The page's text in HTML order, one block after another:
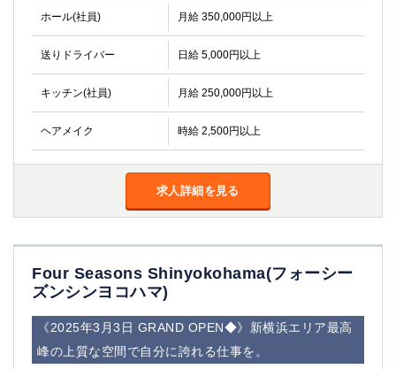
ホール(社員) 月給 350,000円以上
送りドライバー 日給 5,000円以上
キッチン(社員) 月給 250,000円以上
ヘアメイク 時給 2,500円以上
求人詳細を見る
Four Seasons Shinyokohama(フォーシー
ズンシンヨコハマ)
《2025年3月3日 GRAND OPEN◆》新横浜エリア最高
峰の上質な空間で自分に誇れる仕事を。
①銀座 ②新橋
錦糸町(南口)
蒲田(西口)
清瀬（南口）
①東武練馬 ②成増・板橋 ③大山 ②池袋
池袋東口
竹ノ塚
三鷹
亀戸
水道橋
浅草
幡ヶ谷
祖師ヶ谷大蔵
小岩
五井
神奈川県
関内
横浜